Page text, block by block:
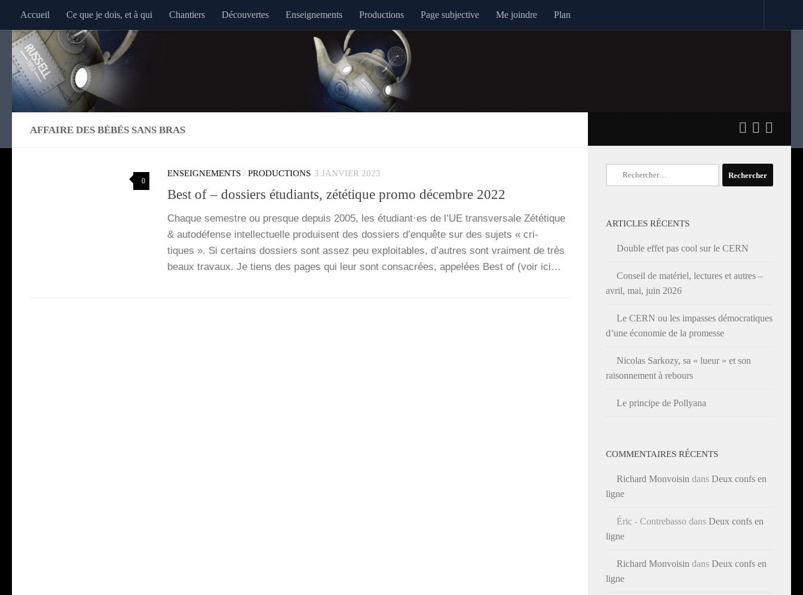
Au dessous du contenu
Accueil Ce que je dois, et à qui Chantiers Découvertes Enseignements Productions Page subjective Me joindre Plan
AFFAIRE DES BÉBÉS SANS BRAS
0
ENSEIGNEMENTS / PRODUCTIONS 3 JANVIER 2023
Best of – dossiers étudiants, zététique promo décembre 2022
Chaque semestre ou presque depuis 2005, les étudiant·es de l’UE trans­ver­sale Zété­tique
& auto­dé­fense intel­lec­tuelle pro­duisent des dos­siers d’enquête sur des sujets « cri­
tiques ». Si cer­tains dos­siers sont assez peu exploi­tables, d’autres sont vrai­ment de très
beaux tra­vaux. Je tiens des pages qui leur sont consa­crées, appe­lées Best of (voir ici…
Rechercher :
ARTICLES RÉCENTS
Double effet pas cool sur le CERN
Conseil de matériel, lectures et autres –
avril, mai, juin 2026
Le CERN ou les impasses démocratiques
d’une économie de la promesse
Nicolas Sarkozy, sa « lueur » et son
raisonnement à rebours
Le principe de Pollyana
COMMENTAIRES RÉCENTS
Richard Monvoisin dans Deux confs en
ligne
Éric - Contrebasso dans Deux confs en
ligne
Richard Monvoisin dans Deux confs en
ligne